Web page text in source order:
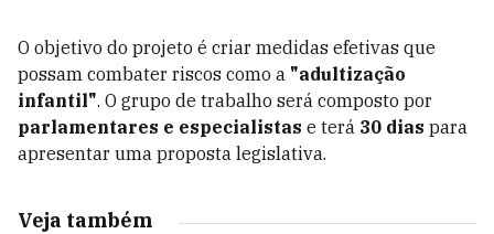
O objetivo do projeto é criar medidas efetivas que
possam combater riscos como a "adultização
infantil". O grupo de trabalho será composto por
parlamentares e especialistas e terá 30 dias para
apresentar uma proposta legislativa.
Veja também